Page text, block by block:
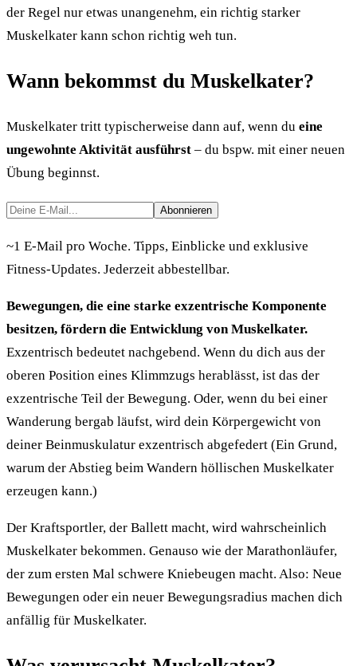
der Regel nur etwas unangenehm, ein richtig starker
Muskelkater kann schon richtig weh tun.
Wann bekommst du Muskelkater?
Muskelkater tritt typischerweise dann auf, wenn du eine
ungewohnte Aktivität ausführst – du bspw. mit einer neuen
Übung beginnst.
Abonnieren
~1 E-Mail pro Woche. Tipps, Einblicke und exklusive
Fitness-Updates. Jederzeit abbestellbar.
Bewegungen, die eine starke exzentrische Komponente
besitzen, fördern die Entwicklung von Muskelkater.
Exzentrisch bedeutet nachgebend. Wenn du dich aus der
oberen Position eines Klimmzugs herablässt, ist das der
exzentrische Teil der Bewegung. Oder, wenn du bei einer
Wanderung bergab läufst, wird dein Körpergewicht von
deiner Beinmuskulatur exzentrisch abgefedert (Ein Grund,
warum der Abstieg beim Wandern höllischen Muskelkater
erzeugen kann.)
Der Kraftsportler, der Ballett macht, wird wahrscheinlich
Muskelkater bekommen. Genauso wie der Marathonläufer,
der zum ersten Mal schwere Kniebeugen macht. Also: Neue
Bewegungen oder ein neuer Bewegungsradius machen dich
anfällig für Muskelkater.